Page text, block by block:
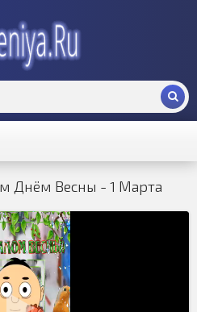
Днём Весны - 1 Марта